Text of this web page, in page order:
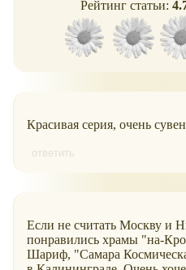
Рейтинг статьи:
Красивая серия, очень
ответить
Если не считать Москву и
понравились храмы "на-
Шариф, "Самара